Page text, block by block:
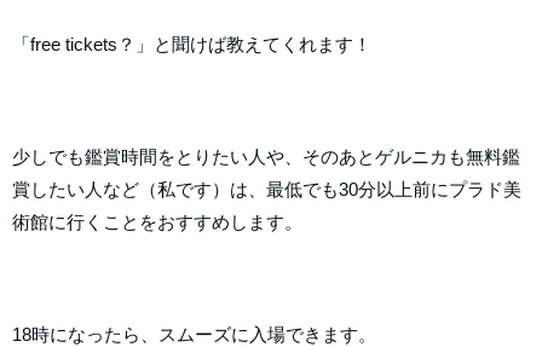
「free tickets？」と聞けば教えてくれます！
少しでも鑑賞時間をとりたい人や、そのあとゲルニカも無料鑑
賞したい人など（私です）は、最低でも30分以上前にプラド美
術館に行くことをおすすめします。
18時になったら、スムーズに入場できます。